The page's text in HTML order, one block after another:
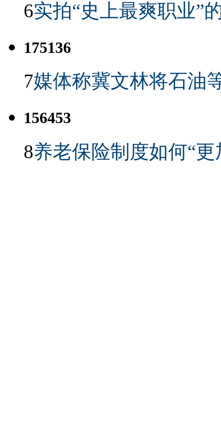
6实拍“史上最爽职业”
175136
7媒体称冀文林将石油
156453
8养老保险制度如何“